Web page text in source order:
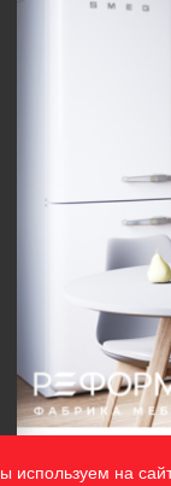
используем на